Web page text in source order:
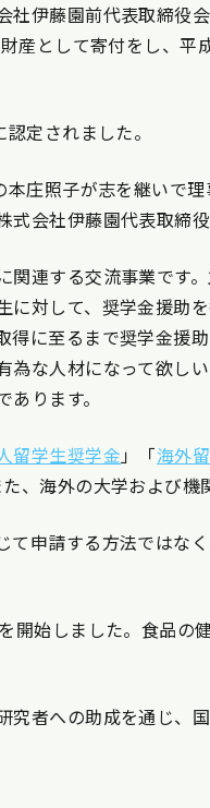
社伊藤園前代表取締役
産として寄付をし、
定されました。
庄照子が志を継いで
会社伊藤園代表取締
連する交流事業です
対して、奨学金援助を
に至るまで奨学金援
為な人材になって欲し
ります。
留学生奨学金」「海外
、海外の大学および
て申請する方法ではな
開始しました。食品の
者への助成を通じ、